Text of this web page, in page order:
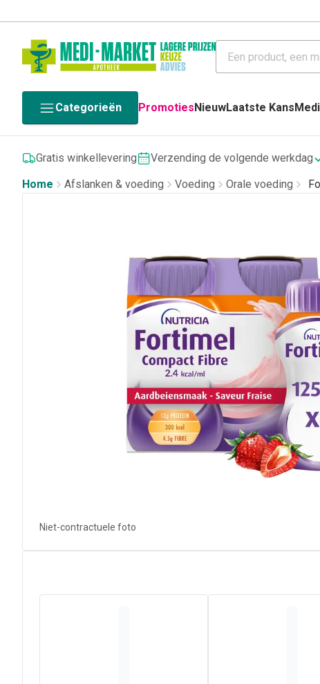
Categorieën PromotiesNieuwLaatste Kans
Gratis winkellevering Verzending de volgende werkdag
Home
Afslanken & voeding Voeding Orale voeding
Niet-contractuele foto